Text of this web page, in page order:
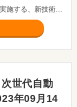
世代自動
年09月14